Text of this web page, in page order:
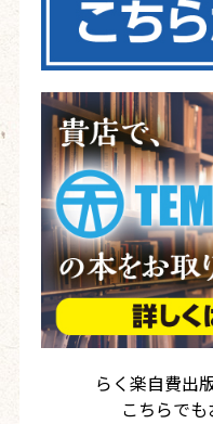
らく楽自費出
こちらで